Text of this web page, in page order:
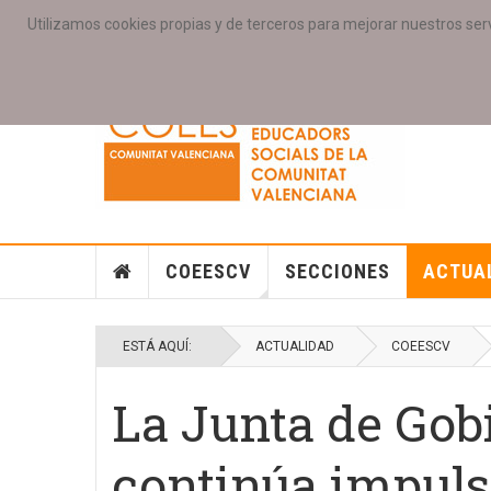
Utilizamos cookies propias y de terceros para mejorar nuestros
PORTADA ACCESO COLEGIAD@S GALERIAS
COEESCV SECCIONES
ESTÁ AQUÍ: ACTUALIDAD COEESCV
La Junta de